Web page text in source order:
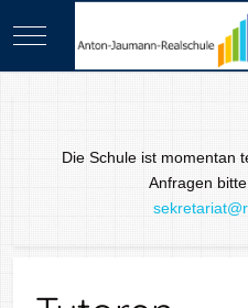
Mobile Menu Toggle
Die Schule ist momentan
Anfragen